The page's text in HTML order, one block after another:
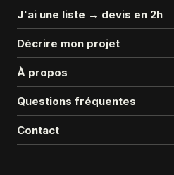
J'ai une liste → devis en 2h
Décrire mon projet
À propos
Questions fréquentes
Contact